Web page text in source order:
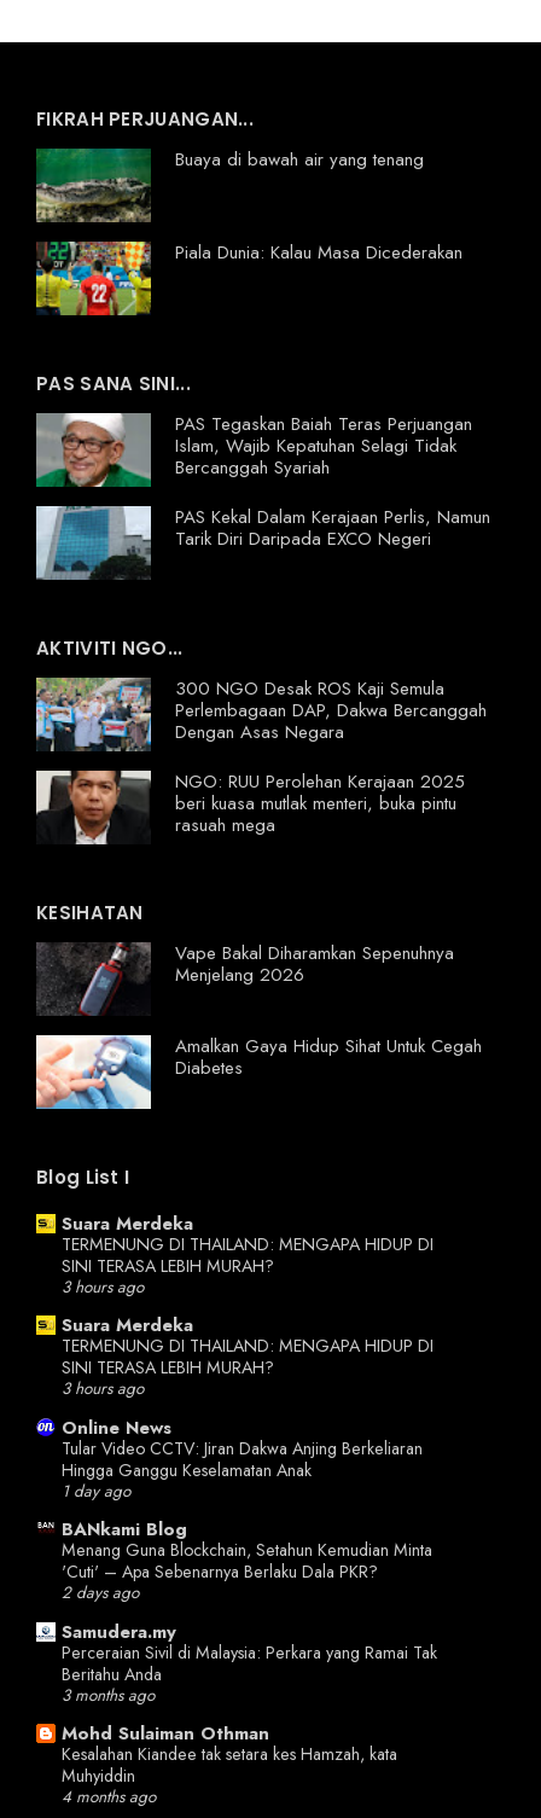
FIKRAH PERJUANGAN...
Buaya di bawah air yang tenang
Piala Dunia: Kalau Masa Dicederakan
PAS SANA SINI...
PAS Tegaskan Baiah Teras Perjuangan
Islam, Wajib Kepatuhan Selagi Tidak
Bercanggah Syariah
PAS Kekal Dalam Kerajaan Perlis, Namun
Tarik Diri Daripada EXCO Negeri
AKTIVITI NGO...
300 NGO Desak ROS Kaji Semula
Perlembagaan DAP, Dakwa Bercanggah
Dengan Asas Negara
NGO: RUU Perolehan Kerajaan 2025
beri kuasa mutlak menteri, buka pintu
rasuah mega
KESIHATAN
Vape Bakal Diharamkan Sepenuhnya
Menjelang 2026
Amalkan Gaya Hidup Sihat Untuk Cegah
Diabetes
Blog List I
Suara Merdeka
TERMENUNG DI THAILAND: MENGAPA HIDUP DI
SINI TERASA LEBIH MURAH?
3 hours ago
Suara Merdeka
TERMENUNG DI THAILAND: MENGAPA HIDUP DI
SINI TERASA LEBIH MURAH?
3 hours ago
Online News
Tular Video CCTV: Jiran Dakwa Anjing Berkeliaran
Hingga Ganggu Keselamatan Anak
1 day ago
BANkami Blog
Menang Guna Blockchain, Setahun Kemudian Minta
'Cuti' – Apa Sebenarnya Berlaku Dala PKR?
2 days ago
Samudera.my
Perceraian Sivil di Malaysia: Perkara yang Ramai Tak
Beritahu Anda
3 months ago
Mohd Sulaiman Othman
Kesalahan Kiandee tak setara kes Hamzah, kata
Muhyiddin
4 months ago